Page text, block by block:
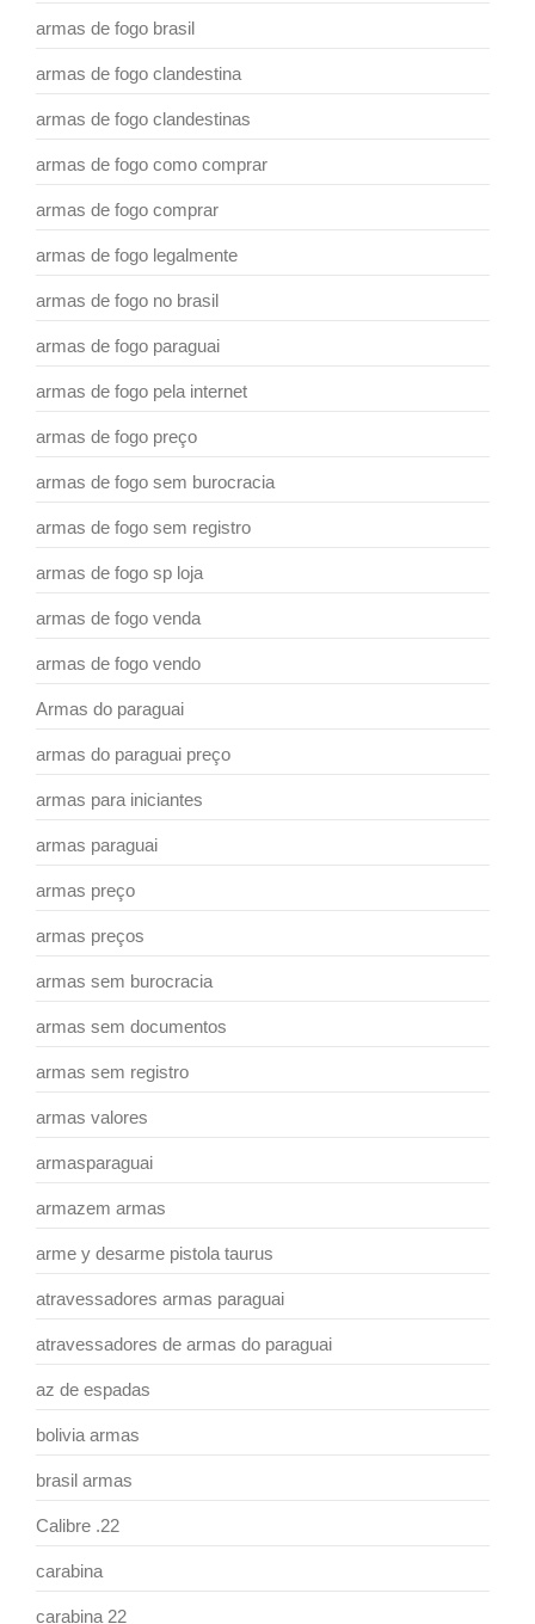
armas de fogo brasil
armas de fogo clandestina
armas de fogo clandestinas
armas de fogo como comprar
armas de fogo comprar
armas de fogo legalmente
armas de fogo no brasil
armas de fogo paraguai
armas de fogo pela internet
armas de fogo preço
armas de fogo sem burocracia
armas de fogo sem registro
armas de fogo sp loja
armas de fogo venda
armas de fogo vendo
Armas do paraguai
armas do paraguai preço
armas para iniciantes
armas paraguai
armas preço
armas preços
armas sem burocracia
armas sem documentos
armas sem registro
armas valores
armasparaguai
armazem armas
arme y desarme pistola taurus
atravessadores armas paraguai
atravessadores de armas do paraguai
az de espadas
bolivia armas
brasil armas
Calibre .22
carabina
carabina 22